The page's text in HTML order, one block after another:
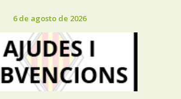
6 de agosto de 2026